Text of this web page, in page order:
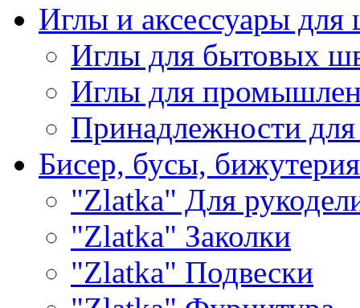
Иглы и аксессуары
Иглы для бытовых
Иглы для
Принадлежности
Бисер, бусы, бижутерия
"Zlatka" Для
"Zlatka" Заколки
"Zlatka" Подвески